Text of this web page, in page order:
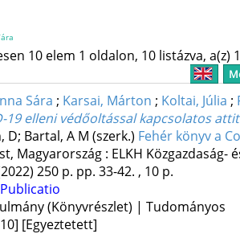
10 elem 1 oldalon, 10 listázva, a(z)
Sára ; Karsai, Márton ; Koltai, Júlia ;
19 elleni védőoltással kapcsolatos
D; Bartal, A M (szerk.) Fehér könyv a
Magyarország : ELKH
250 p. pp. 33-42. , 10 p.
Publicatio
(Könyvrészlet) | Tudományos
[Egyeztetett]